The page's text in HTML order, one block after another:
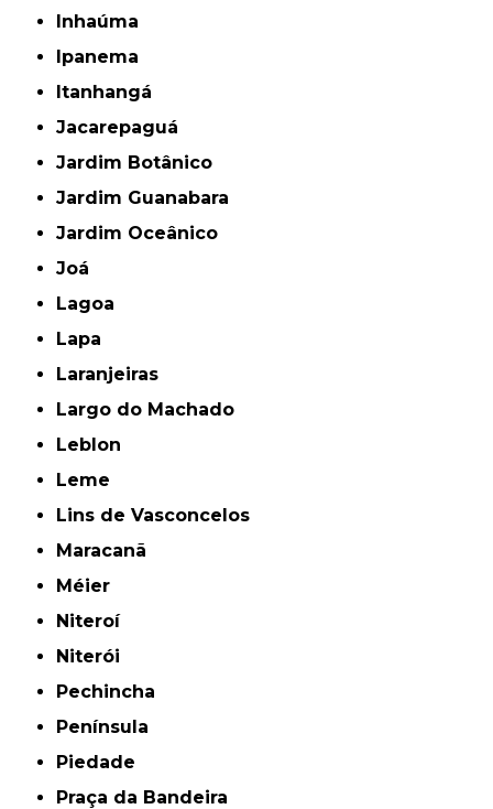
Inhaúma
Ipanema
Itanhangá
Jacarepaguá
Jardim Botânico
Jardim Guanabara
Jardim Oceânico
Joá
Lagoa
Lapa
Laranjeiras
Largo do Machado
Leblon
Leme
Lins de Vasconcelos
Maracanã
Méier
Niteroí
Niterói
Pechincha
Península
Piedade
Praça da Bandeira